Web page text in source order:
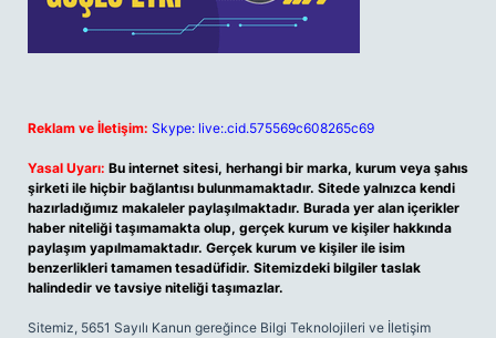
Reklam ve İletişim: Skype: live:.cid.575569c608265c69
Yasal Uyarı: Bu internet sitesi, herhangi bir marka, kurum veya şahıs
şirketi ile hiçbir bağlantısı bulunmamaktadır. Sitede yalnızca kendi
hazırladığımız makaleler paylaşılmaktadır. Burada yer alan içerikler
haber niteliği taşımamakta olup, gerçek kurum ve kişiler hakkında
paylaşım yapılmamaktadır. Gerçek kurum ve kişiler ile isim
benzerlikleri tamamen tesadüfidir. Sitemizdeki bilgiler taslak
halindedir ve tavsiye niteliği taşımazlar.
Sitemiz, 5651 Sayılı Kanun gereğince Bilgi Teknolojileri ve İletişim